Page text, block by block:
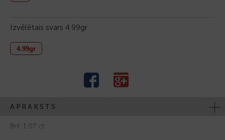
Izvēlētais svars 4.99gr
4.99gr
APRAKSTS
Bril. 1.07 ct.